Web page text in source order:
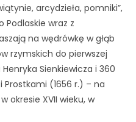
arcydzieła, pomniki”,
Podlaskie wraz z
na wędrówkę w głąb
rzymskich do pierwszej
Henryka Sienkiewicza i 360
(1656 r.) – na
okresie XVII wieku, w